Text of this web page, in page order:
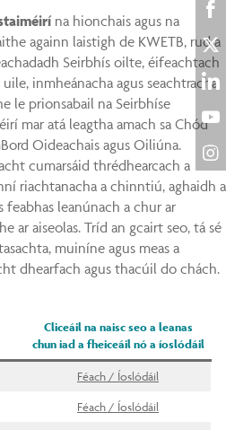
na hionchais agus na
againn laistigh de KWETB, rud a
Seirbhís oilte, éifeachtach
inmheánacha agus seachtracha
le prionsabail na Seirbhíse
mar atá leagtha amach sa Chód
Oideachais agus Oiliúna.
cumarsáid thrédhearcach a
riachtanacha a chinntiú, aghaidh a
feabhas leanúnach a chur ar
ar aiseolas. Tríd an gcairt seo, tá sé
muiníne agus meas a
dhearfach agus thacúil do chách.
Cliceáil na naisc seo a leanas
chun iad a fheiceáil nó a íoslódáil
Féach / Íoslódáil
Féach / Íoslódáil
on
on
on
on